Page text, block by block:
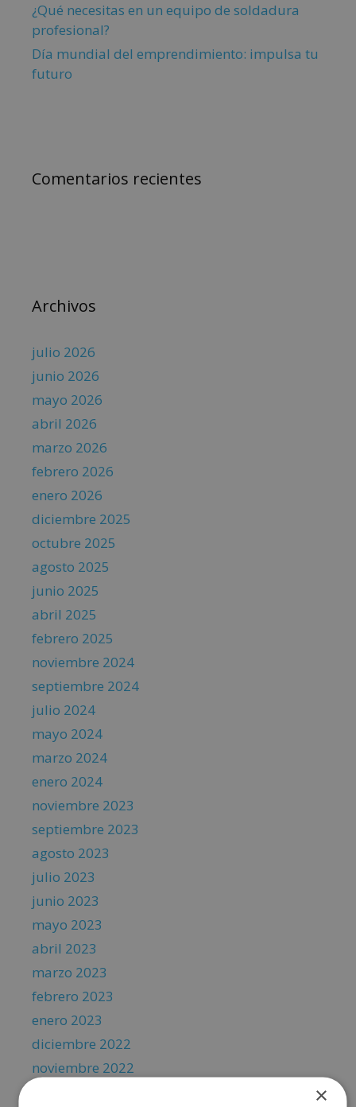
¿Qué necesitas en un equipo de soldadura
profesional?
Día mundial del emprendimiento: impulsa tu
futuro
Comentarios recientes
Archivos
julio 2026
junio 2026
mayo 2026
abril 2026
marzo 2026
febrero 2026
enero 2026
diciembre 2025
octubre 2025
agosto 2025
junio 2025
abril 2025
febrero 2025
noviembre 2024
septiembre 2024
julio 2024
mayo 2024
marzo 2024
enero 2024
noviembre 2023
septiembre 2023
agosto 2023
julio 2023
junio 2023
mayo 2023
abril 2023
marzo 2023
febrero 2023
enero 2023
diciembre 2022
noviembre 2022
×